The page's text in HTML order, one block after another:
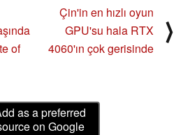
of
Çin'in en hızlı oyun
GPU'su hala RTX
4060'ın çok gerisinde
⟩
as a preferred
on Google